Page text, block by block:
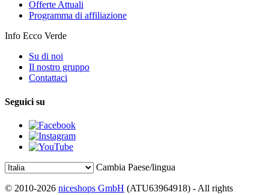
Offerte Attuali
Programma di affiliazione
Info Ecco Verde
Su di noi
Il nostro gruppo
Contattaci
Seguici su
Cambia Paese/lingua
© 2010-2026 niceshops GmbH (ATU63964918) - All rights